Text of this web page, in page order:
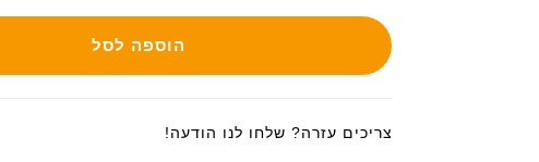
הוספה לסל
צריכים עזרה? שלחו לנו הודעה!